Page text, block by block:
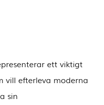
ett viktigt
vill efterleva moderna
sin